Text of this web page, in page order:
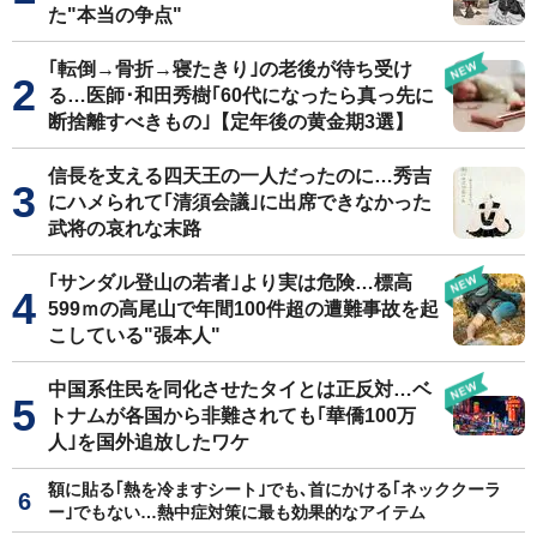
た"本当の争点"
｢転倒→骨折→寝たきり｣の老後が待ち受け
る…医師･和田秀樹｢60代になったら真っ先に
断捨離すべきもの｣【定年後の黄金期3選】
信長を支える四天王の一人だったのに…秀吉
にハメられて｢清須会議｣に出席できなかった
武将の哀れな末路
｢サンダル登山の若者｣より実は危険…標高
599ｍの高尾山で年間100件超の遭難事故を起
こしている"張本人"
中国系住民を同化させたタイとは正反対…ベ
トナムが各国から非難されても｢華僑100万
人｣を国外追放したワケ
額に貼る｢熱を冷ますシート｣でも､首にかける｢ネッククーラ
ー｣でもない…熱中症対策に最も効果的なアイテム